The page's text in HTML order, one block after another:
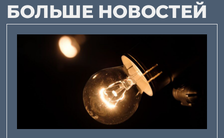
БОЛЬШЕ НОВОСТЕЙ